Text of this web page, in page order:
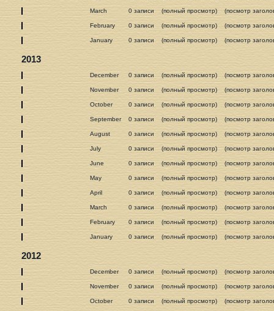
March 0 записи (полный просмотр) (посмотр
February 0 записи (полный просмотр) (посмотр
January 0 записи (полный просмотр) (посмотр
2013
December 0 записи (полный просмотр) (посмотр
November 0 записи (полный просмотр) (посмотр
October 0 записи (полный просмотр) (посмотр
September 0 записи (полный просмотр) (посмотр
August 0 записи (полный просмотр) (посмотр
July 0 записи (полный просмотр) (посмотр
June 0 записи (полный просмотр) (посмотр
May 0 записи (полный просмотр) (посмотр
April 0 записи (полный просмотр) (посмотр
March 0 записи (полный просмотр) (посмотр
February 0 записи (полный просмотр) (посмотр
January 0 записи (полный просмотр) (посмотр
2012
December 0 записи (полный просмотр) (посмотр
November 0 записи (полный просмотр) (посмотр
October 0 записи (полный просмотр) (посмотр